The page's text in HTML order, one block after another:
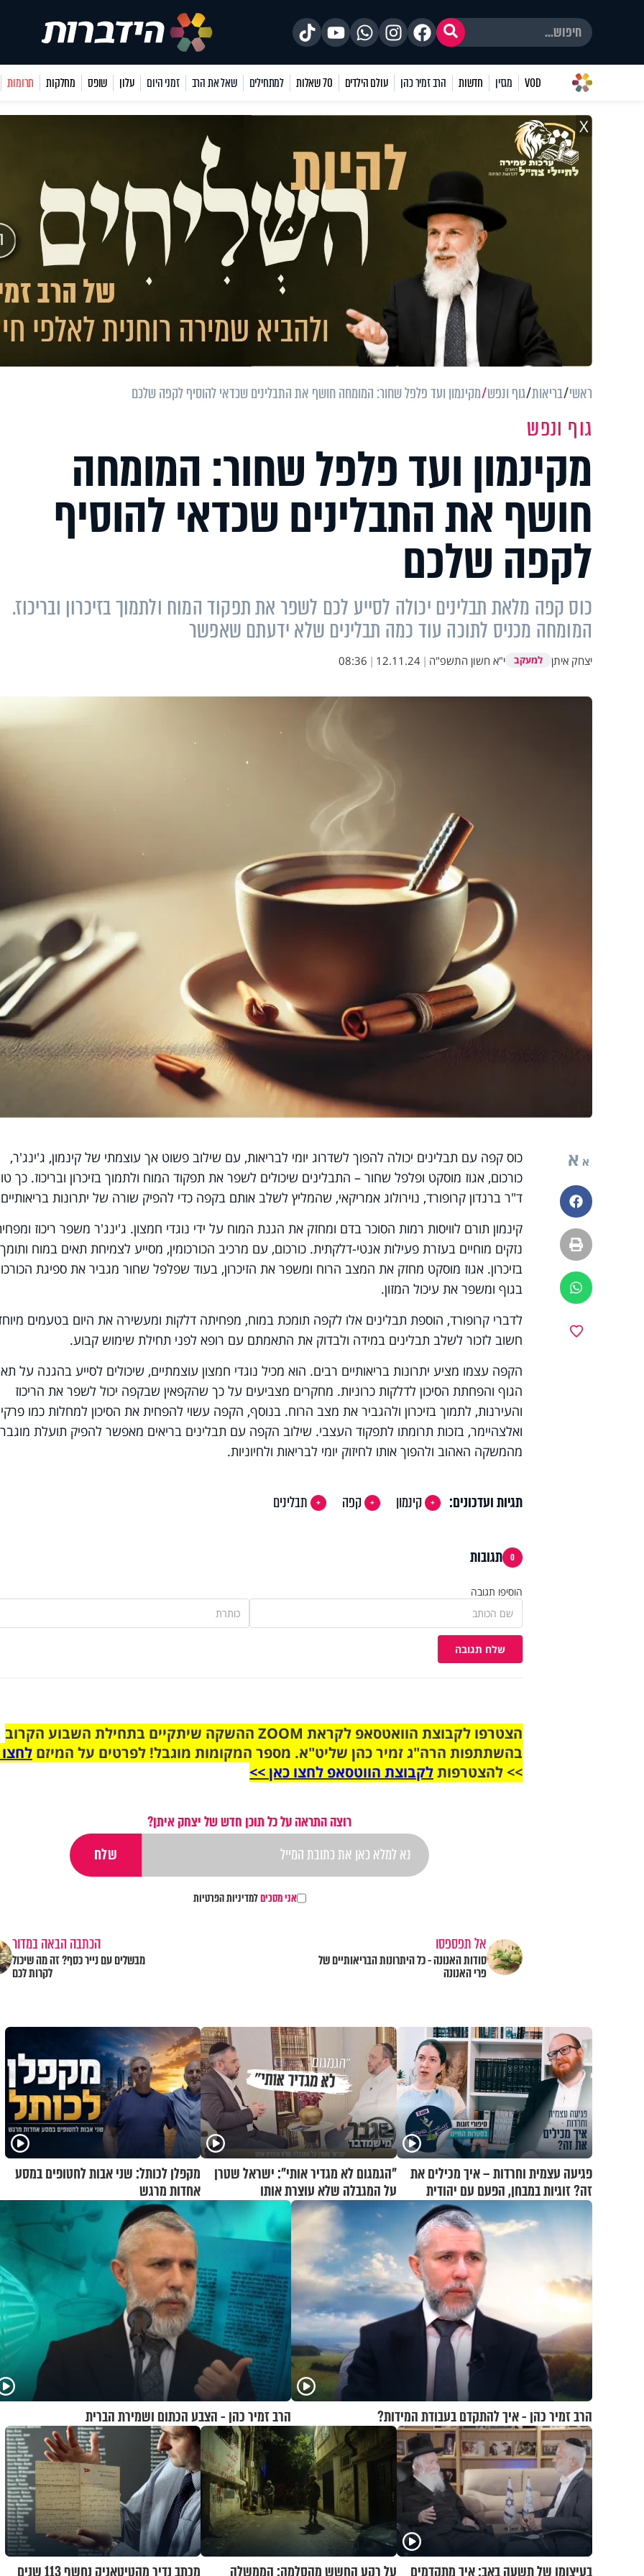
VOD מגזין חדשות הרב זמיר כהן עולם הילדים 70 שאלות למתחילים שאל את הרב זמני היום עלון שופס מחלקות תרומות
X
ראשי בריאות גוף ונפש מקינמון ועד פלפל שחור: המומחה חושף את התבלינים שכדאי להוסיף לקפה שלכם
גוף ונפש
מקינמון ועד פלפל שחור: המומחה
חושף את התבלינים שכדאי להוסיף
לקפה שלכם
כוס קפה מלאת תבלינים יכולה לסייע לכם לשפר את תפקוד המוח ולתמוך בזיכרון ובריכוז.
המומחה מכניס לתוכה עוד כמה תבלינים שלא ידעתם שאפשר
יצחק איתן למעקב י"א חשון התשפ"ה |
12.11.24
|
08:36
א א
פייסבוק
הדפסה
ווטסאפ
כוס קפה עם תבלינים יכולה להפוך לשדרוג יומי לבריאות, עם שילוב פשוט אך עוצמתי של קינמון, ג'ינג'ר,
כורכום, אגוז מוסקט ופלפל שחור – התבלינים שיכולים לשפר את תפקוד המוח ולתמוך בזיכרון ובריכוז. כך
ד"ר ברנדון קרופורד, נוירולוג אמריקאי, שהמליץ לשלב אותם בקפה כדי להפיק שורה של יתרונות
קינמון תורם לוויסות רמות הסוכר בדם ומחזק את הגנת המוח על ידי נוגדי חמצון. ג'ינג'ר משפר ריכוז
נזקים מוחיים בעזרת פעילות אנטי-דלקתית. כורכום, עם מרכיב הכורכומין, מסייע לצמיחת תאים במוח ותומך
בזיכרון. אגוז מוסקט מחזק את המצב הרוח ומשפר את הזיכרון, בעוד שפלפל שחור מגביר את ספיגת
בגוף ומשפר את עיכול המזון.
לדברי קרופורד, הוספת תבלינים אלו לקפה תומכת במוח, מפחיתה דלקות ומעשירה את היום בטעמים
חשוב לזכור לשלב תבלינים במידה ולבדוק את התאמתם עם רופא לפני תחילת שימוש קבוע.
הקפה עצמו מציע יתרונות בריאותיים רבים. הוא מכיל נוגדי חמצון עוצמתיים, שיכולים לסייע בהגנה על
הגוף והפחתת הסיכון לדלקות כרוניות. מחקרים מצביעים על כך שהקפאין שבקפה יכול לשפר את הריכוז
והעירנות, לתמוך בזיכרון ולהגביר את מצב הרוח. בנוסף, הקפה עשוי להפחית את הסיכון למחלות כמו
ואלצהיימר, בזכות תרומתו לתפקוד העצבי. שילוב הקפה עם תבלינים בריאים מאפשר להפיק תועלת
מהמשקה האהוב ולהפוך אותו לחיזוק יומי לבריאות ולחיוניות.
תגיות ועדכונים: קינמון קפה תבלינים
0 תגובות
הוסיפו תגובה
שלח תגובה
הצטרפו לקבוצת הוואטסאפ לקראת ZOOM ההשקה שיתקיים בתחילת השבוע הקרוב
בהשתתפות הרה"ג זמיר כהן שליט"א. מספר המקומות מוגבל! לפרטים על המיזם
>> להצטרפותלקבוצת הווטסאפ לחצו כאן >>
רוצה התראה על כל תוכן חדש של יצחק איתן?
אני מסכיםלמדיניות הפרטיות
אל תפספסו
סודות האנונה - כל היתרונות הבריאותיים של
פרי האנונה
הכתבה הבאה במדור
מבשלים עם נייר כסף? זה מה שיכול
לקרות לכם
פגיעה עצמית וחרדות – איך מכילים את
זה? זוגיות במבחן, הפעם עם יהודית
ואלתר כהן
"הגמגום לא מגדיר אותי": ישראל שטרן
על המגבלה שלא עוצרת אותו
מקפלן לכותל: שני אבות לחטופים במסע
אחדות מרגש
הרב זמיר כהן - איך להתקדם בעבודת המידות? הרב זמיר כהן - הצבע הכתום ושמירת הברית